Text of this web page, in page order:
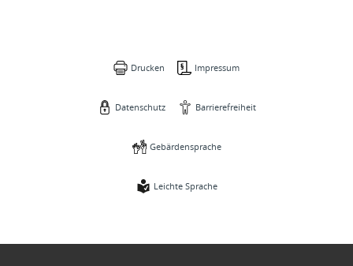
Drucken Impressum
Datenschutz Barrierefreiheit
Gebärdensprache
Leichte Sprache